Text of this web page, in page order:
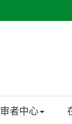
审者中心